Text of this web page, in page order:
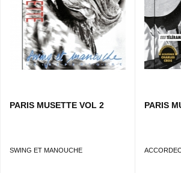
PARIS MUSETTE VOL 2
SWING ET MANOUCHE
PARIS